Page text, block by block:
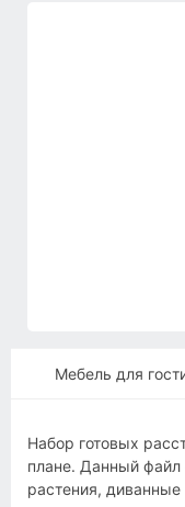
Мебель для
Набор готовых
плане. Данный файл
растения,